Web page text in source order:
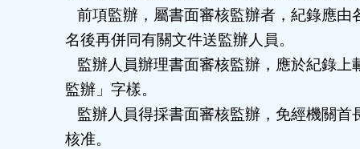
前項監辦，屬書面審核監辦者，紀錄應由
名後再併同有關文件送監辦人員。
監辦人員辦理書面審核監辦，應於紀錄上
監辦」字樣。
監辦人員得採書面審核監辦，免經機關首
核准。